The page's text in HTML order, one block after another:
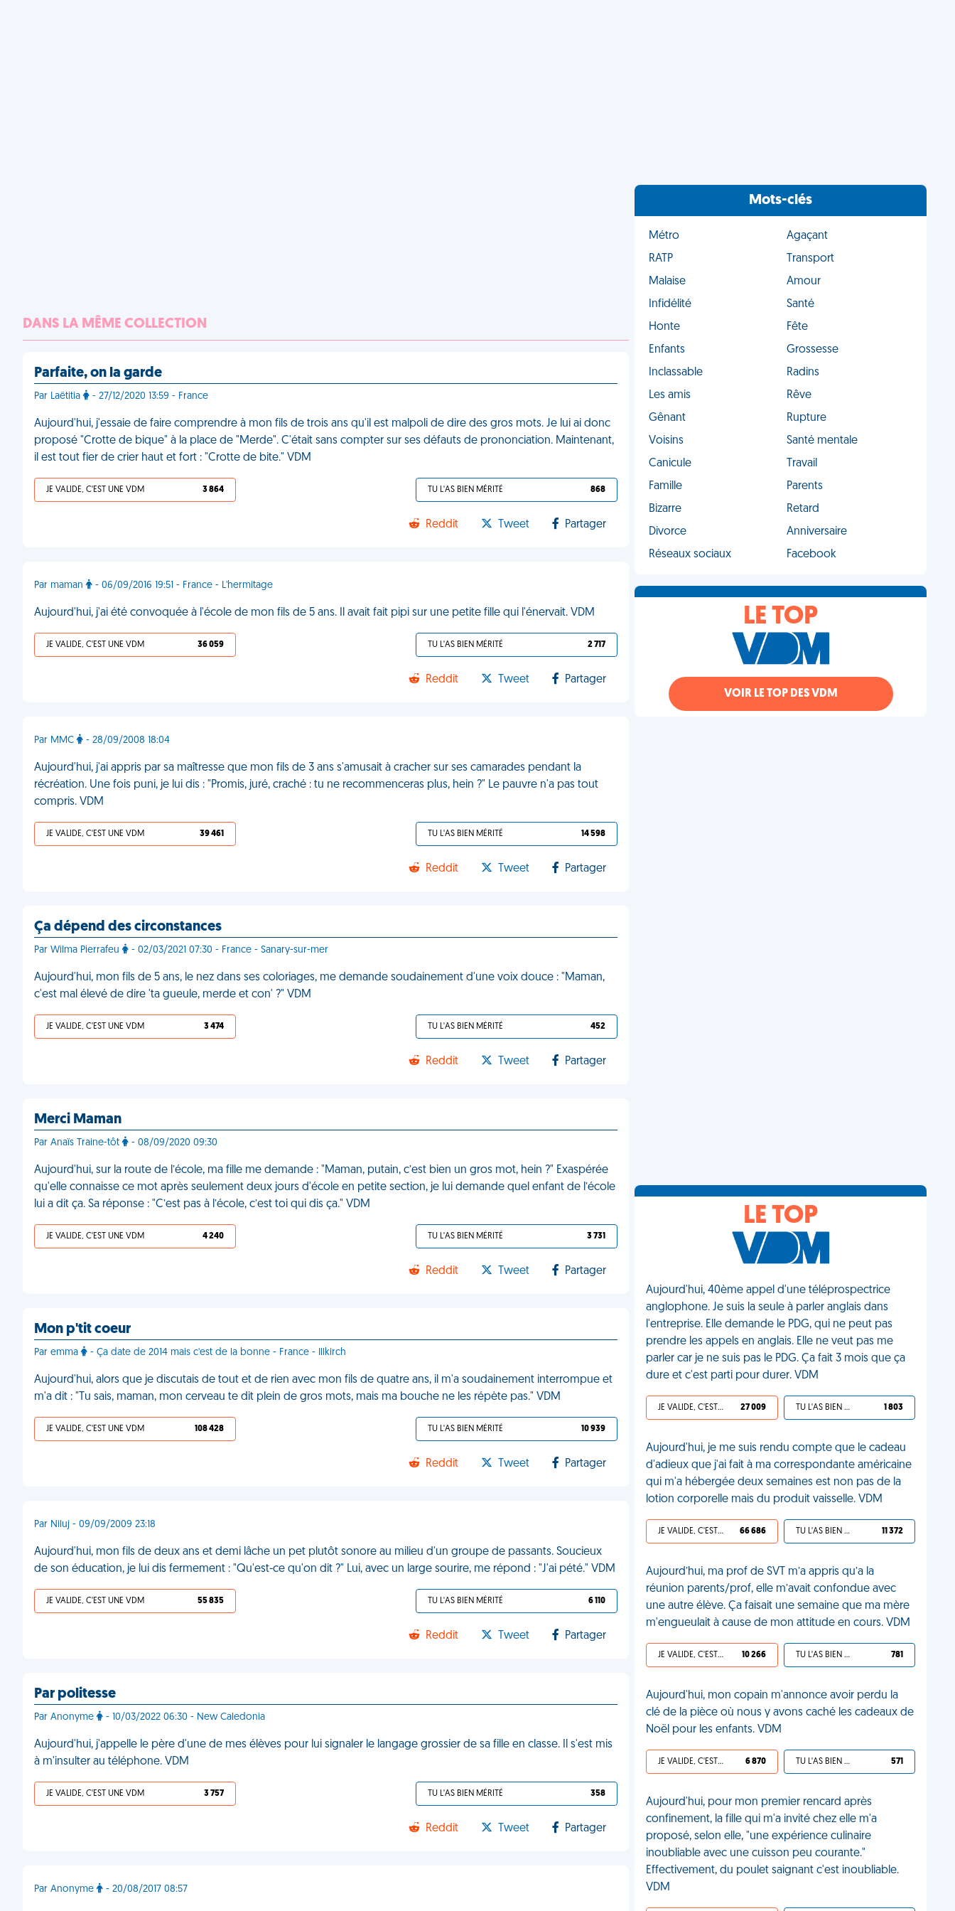
DANS LA MÊME COLLECTION
Parfaite, on la garde
Par Laëtitia - 27/12/2020 13:59 - France
Aujourd'hui, j'essaie de faire comprendre à mon fils de trois ans qu'il est malpoli de dire des gros mots. Je lui ai donc
proposé "Crotte de bique" à la place de "Merde". C'était sans compter sur ses défauts de prononciation. Maintenant,
il est tout fier de crier haut et fort : "Crotte de bite." VDM
JE VALIDE, C'EST UNE VDM 3 864 TU L'AS BIEN MÉRITÉ 868
Reddit Tweet Partager
Par maman - 06/09/2016 19:51 - France - L'hermitage
Aujourd'hui, j'ai été convoquée à l'école de mon fils de 5 ans. Il avait fait pipi sur une petite fille qui l'énervait. VDM
JE VALIDE, C'EST UNE VDM 36 059 TU L'AS BIEN MÉRITÉ 2 717
Reddit Tweet Partager
Par MMC - 28/09/2008 18:04
Aujourd'hui, j'ai appris par sa maîtresse que mon fils de 3 ans s'amusait à cracher sur ses camarades pendant la
récréation. Une fois puni, je lui dis : "Promis, juré, craché : tu ne recommenceras plus, hein ?" Le pauvre n'a pas tout
compris. VDM
JE VALIDE, C'EST UNE VDM 39 461 TU L'AS BIEN MÉRITÉ 14 598
Reddit Tweet Partager
Ça dépend des circonstances
Par Wilma Pierrafeu - 02/03/2021 07:30 - France - Sanary-sur-mer
Aujourd'hui, mon fils de 5 ans, le nez dans ses coloriages, me demande soudainement d'une voix douce : "Maman,
c'est mal élevé de dire 'ta gueule, merde et con' ?" VDM
JE VALIDE, C'EST UNE VDM 3 474 TU L'AS BIEN MÉRITÉ 452
Reddit Tweet Partager
Merci Maman
Par Anaïs Traine-tôt - 08/09/2020 09:30
Aujourd'hui, sur la route de l’école, ma fille me demande : "Maman, putain, c’est bien un gros mot, hein ?" Exaspérée
qu'elle connaisse ce mot après seulement deux jours d'école en petite section, je lui demande quel enfant de l’école
lui a dit ça. Sa réponse : "C’est pas à l’école, c’est toi qui dis ça." VDM
JE VALIDE, C'EST UNE VDM 4 240 TU L'AS BIEN MÉRITÉ 3 731
Reddit Tweet Partager
Mon p'tit coeur
Par emma - Ça date de 2014 mais c'est de la bonne - France - Illkirch
Aujourd'hui, alors que je discutais de tout et de rien avec mon fils de quatre ans, il m'a soudainement interrompue et
m'a dit : "Tu sais, maman, mon cerveau te dit plein de gros mots, mais ma bouche ne les répète pas." VDM
JE VALIDE, C'EST UNE VDM 108 428 TU L'AS BIEN MÉRITÉ 10 939
Reddit Tweet Partager
Par Niluj - 09/09/2009 23:18
Aujourd'hui, mon fils de deux ans et demi lâche un pet plutôt sonore au milieu d'un groupe de passants. Soucieux
de son éducation, je lui dis fermement : "Qu'est-ce qu'on dit ?" Lui, avec un large sourire, me répond : "J'ai pété." VDM
JE VALIDE, C'EST UNE VDM 55 835 TU L'AS BIEN MÉRITÉ 6 110
Reddit Tweet Partager
Par politesse
Par Anonyme - 10/03/2022 06:30 - New Caledonia
Aujourd'hui, j'appelle le père d'une de mes élèves pour lui signaler le langage grossier de sa fille en classe. Il s'est mis
à m'insulter au téléphone. VDM
JE VALIDE, C'EST UNE VDM 3 757 TU L'AS BIEN MÉRITÉ 358
Reddit Tweet Partager
Par Anonyme - 20/08/2017 08:57
Mots-clés
Métro
Agaçant
RATP
Transport
Malaise
Amour
Infidélité
Santé
Honte
Fête
Enfants
Grossesse
Inclassable
Radins
Les amis
Rêve
Gênant
Rupture
Voisins
Santé mentale
Canicule
Travail
Famille
Parents
Bizarre
Retard
Divorce
Anniversaire
Réseaux sociaux
Facebook
LE TOP
VOIR LE TOP DES VDM
LE TOP
Aujourd'hui, 40ème appel d'une téléprospectrice
anglophone. Je suis la seule à parler anglais dans
l'entreprise. Elle demande le PDG, qui ne peut pas
prendre les appels en anglais. Elle ne veut pas me
parler car je ne suis pas le PDG. Ça fait 3 mois que ça
dure et c'est parti pour durer. VDM
JE VALIDE, C'EST UNE VDM 27 009 TU L'AS BIEN MÉRITÉ 1 803
Aujourd'hui, je me suis rendu compte que le cadeau
d'adieux que j'ai fait à ma correspondante américaine
qui m'a hébergée deux semaines est non pas de la
lotion corporelle mais du produit vaisselle. VDM
JE VALIDE, C'EST UNE VDM 66 686 TU L'AS BIEN MÉRITÉ 11 372
Aujourd’hui, ma prof de SVT m’a appris qu’a la
réunion parents/prof, elle m’avait confondue avec
une autre élève. Ça faisait une semaine que ma mère
m'engueulait à cause de mon attitude en cours. VDM
JE VALIDE, C'EST UNE VDM 10 266 TU L'AS BIEN MÉRITÉ 781
Aujourd'hui, mon copain m'annonce avoir perdu la
clé de la pièce où nous y avons caché les cadeaux de
Noël pour les enfants. VDM
JE VALIDE, C'EST UNE VDM 6 870 TU L'AS BIEN MÉRITÉ 571
Aujourd'hui, pour mon premier rencard après
confinement, la fille qui m'a invité chez elle m'a
proposé, selon elle, "une expérience culinaire
inoubliable avec une cuisson peu courante."
Effectivement, du poulet saignant c'est inoubliable.
VDM